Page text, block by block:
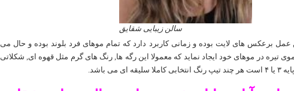
سالن زیبایی شقایق
عمل برعکس های لایت بوده و زمانی کاربرد دارد که تمام موهای فرد بلوند بوده و حال می
تیره در موهای خود ایجاد نماید که معمولا این رگه ها, رنگ های گرم مثل قهوه ای, شکلاتی
ای می باشد.